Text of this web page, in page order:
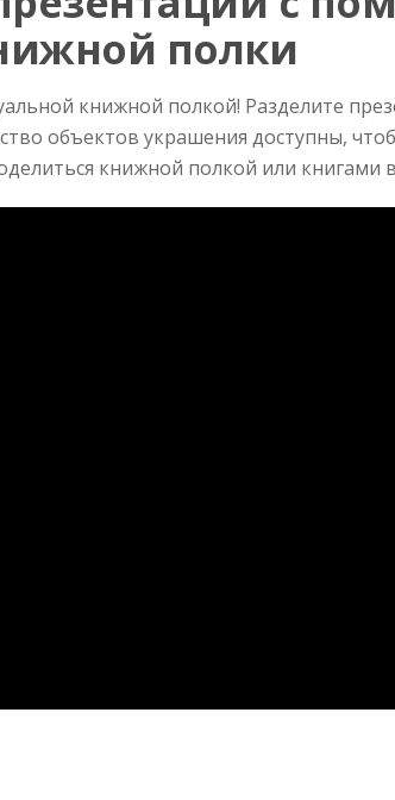
полки
книжной полкой! Разделите
объектов украшения доступны,
книжной полкой или книгами